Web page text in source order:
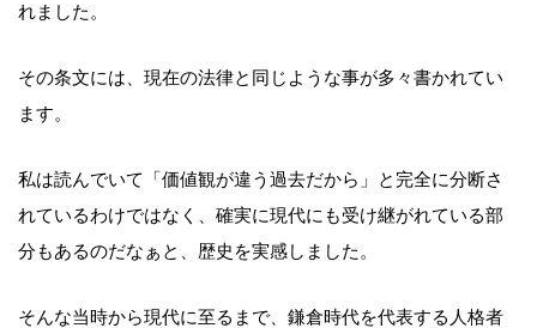
れました。
その条文には、現在の法律と同じような事が多々書かれてい
ます。
私は読んでいて「価値観が違う過去だから」と完全に分断さ
れているわけではなく、確実に現代にも受け継がれている部
分もあるのだなぁと、歴史を実感しました。
そんな当時から現代に至るまで、鎌倉時代を代表する人格者